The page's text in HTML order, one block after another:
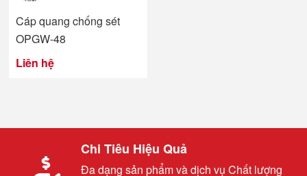
Cáp quang chống sét
OPGW-48
Liên hệ
Chi Tiêu Hiệu Quả
Đa dạng sản phẩm và dịch vụ Chất lượng